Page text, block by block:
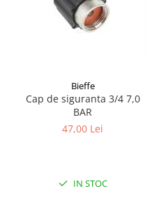
Bieffe
Cap de siguranta 3/4 7,0
BAR
47,00 Lei
IN STOC